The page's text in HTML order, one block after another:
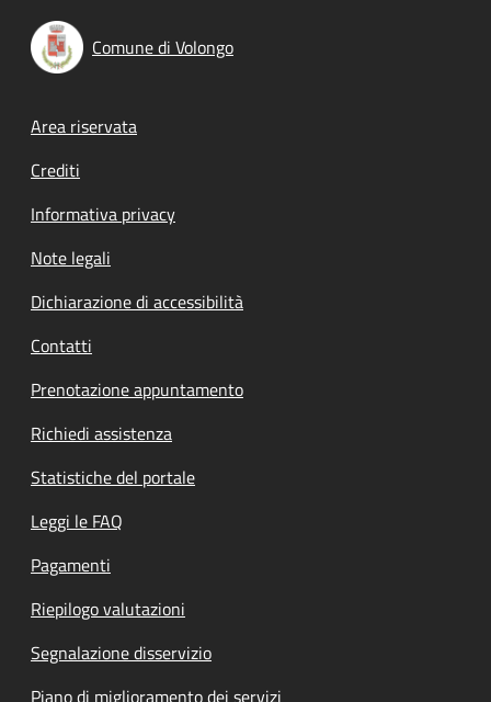
Comune di Volongo
Footer menu
Area riservata
Crediti
Informativa privacy
Note legali
Dichiarazione di accessibilità
Contatti
Prenotazione appuntamento
Richiedi assistenza
Statistiche del portale
Leggi le FAQ
Pagamenti
Riepilogo valutazioni
Segnalazione disservizio
Piano di miglioramento dei servizi